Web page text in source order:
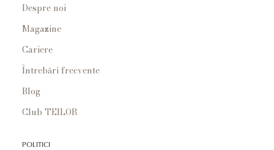
Despre noi
Magazine
Cariere
Întrebări frecvente
Blog
Club TEILOR
POLITICI